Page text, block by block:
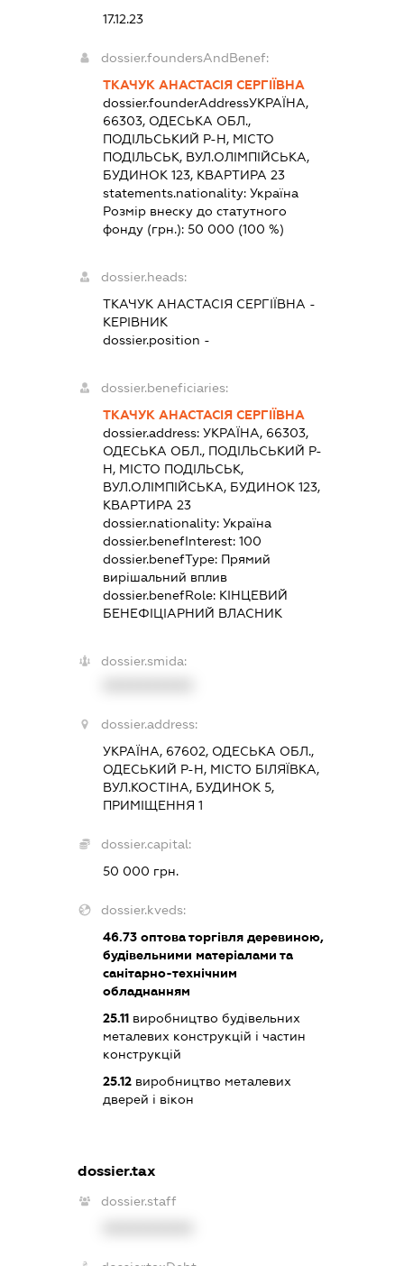
17.12.23
dossier.foundersAndBenef:
ТКАЧУК АНАСТАСІЯ СЕРГІЇВНА
dossier.founderAddressУКРАЇНА,
66303, ОДЕСЬКА ОБЛ.,
ПОДІЛЬСЬКИЙ Р-Н, МІСТО
ПОДІЛЬСЬК, ВУЛ.ОЛІМПІЙСЬКА,
БУДИНОК 123, КВАРТИРА 23
statements.nationality: Україна
Розмір внеску до статутного
фонду (грн.): 50 000 (100 %)
dossier.heads:
ТКАЧУК АНАСТАСІЯ СЕРГІЇВНА -
КЕРІВНИК
dossier.position -
dossier.beneficiaries:
ТКАЧУК АНАСТАСІЯ СЕРГІЇВНА
dossier.address: УКРАЇНА, 66303,
ОДЕСЬКА ОБЛ., ПОДІЛЬСЬКИЙ Р-
Н, МІСТО ПОДІЛЬСЬК,
ВУЛ.ОЛІМПІЙСЬКА, БУДИНОК 123,
КВАРТИРА 23
dossier.nationality: Україна
dossier.benefInterest: 100
dossier.benefType: Прямий
вирішальний вплив
dossier.benefRole: КІНЦЕВИЙ
БЕНЕФІЦІАРНИЙ ВЛАСНИК
dossier.smida:
dossier.address:
УКРАЇНА, 67602, ОДЕСЬКА ОБЛ.,
ОДЕСЬКИЙ Р-Н, МІСТО БІЛЯЇВКА,
ВУЛ.КОСТІНА, БУДИНОК 5,
ПРИМІЩЕННЯ 1
dossier.capital:
50 000 грн.
dossier.kveds:
46.73оптова торгівля деревиною,
будівельними матеріалами та
санітарно-технічним
обладнанням
25.11виробництво будівельних
металевих конструкцій і частин
конструкцій
25.12виробництво металевих
дверей і вікон
dossier.tax
dossier.staff